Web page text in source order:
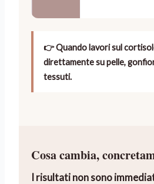
👉 Quando lavori sul
direttamente su pelle,
tessuti.
Cosa cambia,
I risultati non sono